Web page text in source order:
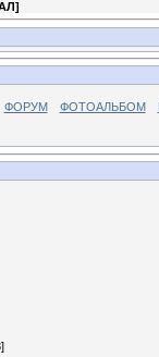
]
ФОРУМ ФОТОАЛЬБОМ